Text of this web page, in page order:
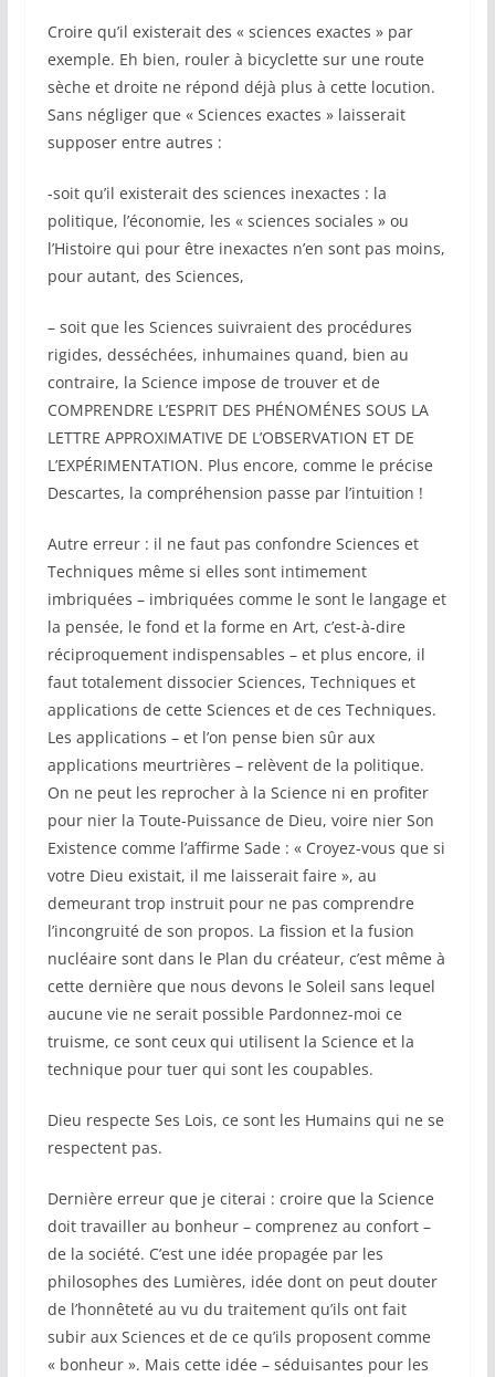
Croire qu’il existerait des « sciences exactes » par
exemple. Eh bien, rouler à bicyclette sur une route
sèche et droite ne répond déjà plus à cette locution.
Sans négliger que « Sciences exactes » laisserait
supposer entre autres :
-soit qu’il existerait des sciences inexactes : la
politique, l’économie, les « sciences sociales » ou
l’Histoire qui pour être inexactes n’en sont pas moins,
pour autant, des Sciences,
– soit que les Sciences suivraient des procédures
rigides, desséchées, inhumaines quand, bien au
contraire, la Science impose de trouver et de
COMPRENDRE L’ESPRIT DES PHÉNOMÉNES SOUS LA
LETTRE APPROXIMATIVE DE L’OBSERVATION ET DE
L’EXPÉRIMENTATION. Plus encore, comme le précise
Descartes, la compréhension passe par l’intuition !
Autre erreur : il ne faut pas confondre Sciences et
Techniques même si elles sont intimement
imbriquées – imbriquées comme le sont le langage et
la pensée, le fond et la forme en Art, c’est-à-dire
réciproquement indispensables – et plus encore, il
faut totalement dissocier Sciences, Techniques et
applications de cette Sciences et de ces Techniques.
Les applications – et l’on pense bien sûr aux
applications meurtrières – relèvent de la politique.
On ne peut les reprocher à la Science ni en profiter
pour nier la Toute-Puissance de Dieu, voire nier Son
Existence comme l’affirme Sade : « Croyez-vous que si
votre Dieu existait, il me laisserait faire », au
demeurant trop instruit pour ne pas comprendre
l’incongruité de son propos. La fission et la fusion
nucléaire sont dans le Plan du créateur, c’est même à
cette dernière que nous devons le Soleil sans lequel
aucune vie ne serait possible Pardonnez-moi ce
truisme, ce sont ceux qui utilisent la Science et la
technique pour tuer qui sont les coupables.
Dieu respecte Ses Lois, ce sont les Humains qui ne se
respectent pas.
Dernière erreur que je citerai : croire que la Science
doit travailler au bonheur – comprenez au confort –
de la société. C’est une idée propagée par les
philosophes des Lumières, idée dont on peut douter
de l’honnêteté au vu du traitement qu’ils ont fait
subir aux Sciences et de ce qu’ils proposent comme
« bonheur ». Mais cette idée – séduisantes pour les